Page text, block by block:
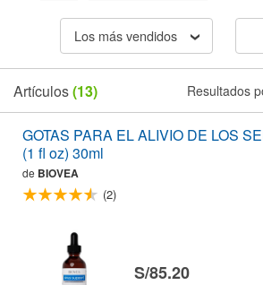
Los más vendidos
Artículos(13) Resultados
GOTAS PARA EL ALIVIO DE LOS
(1 fl oz) 30ml
de BIOVEA
(2)
S/85.20